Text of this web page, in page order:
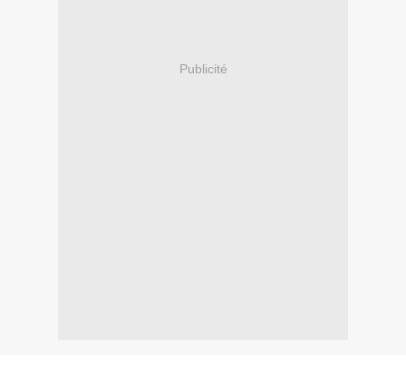
Publicité